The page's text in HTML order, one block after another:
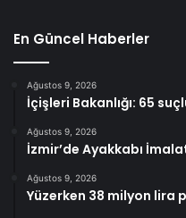
En Güncel Haberler
Ağustos 9, 2026
İçişleri Bakanlığı: 65
Ağustos 9, 2026
İzmir’de Ayakkabı
Ağustos 9, 2026
Yüzerken 38 milyon lira